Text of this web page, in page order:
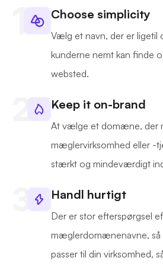
Choose simplicity
Vælg et navn, der er ligetil
kunderne nemt kan finde
websted.
Keep it on-brand
At vælge et domæne, der
mæglervirksomhed eller -
stærkt og mindeværdigt
Handl hurtigt
Der er stor efterspørgsel
mæglerdomænenavne, så
passer til din virksomhed,